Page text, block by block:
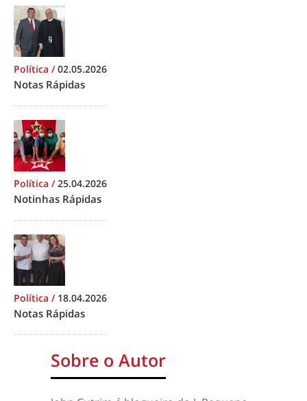
Política /02.05.2026
Notas Rápidas
Política /25.04.2026
Notinhas Rápidas
Política / 18.04.2026
Notas Rápidas
Sobre o Autor